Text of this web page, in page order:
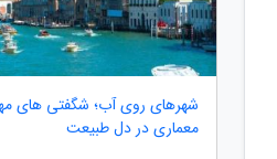
شهرهای روی آب؛ شگفتی های
معماری در دل طبیعت